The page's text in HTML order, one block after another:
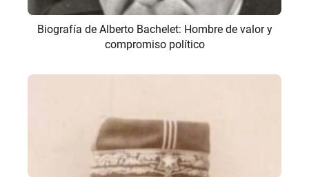
Biografía de Alberto Bachelet: Hombre de valor y
compromiso político